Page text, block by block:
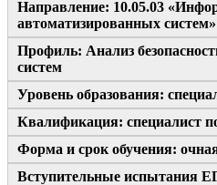
Направление: 10.05.03
автоматизированных систем»
Профиль: Анализ
систем
Уровень образования:
Квалификация: специалист
Форма и срок обучения:
Вступительные испытания